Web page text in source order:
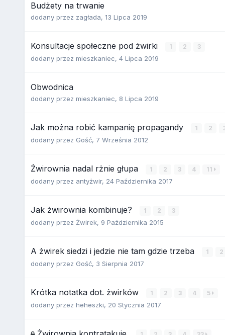
Budżety na trwanie
dodany przez zagłada, 13 Lipca 2019
Konsultacje społeczne pod żwirki 1 2 3
dodany przez mieszkaniec, 4 Lipca 2019
Obwodnica
dodany przez mieszkaniec, 8 Lipca 2019
Jak można robić kampanię propagandy 1 2
dodany przez Gość, 7 Września 2012
Żwirownia nadal rżnie głupa 1 2 3 4 11
dodany przez antyżwir, 24 Października 2017
Jak żwirownia kombinuje? 1 2 3
dodany przez Żwirek, 9 Października 2015
A żwirek siedzi i jedzie nie tam gdzie trzeba 1 2
dodany przez Gość, 3 Sierpnia 2017
Krótka notatka dot. żwirków 1 2 3 4 5
dodany przez heheszki, 20 Stycznia 2017